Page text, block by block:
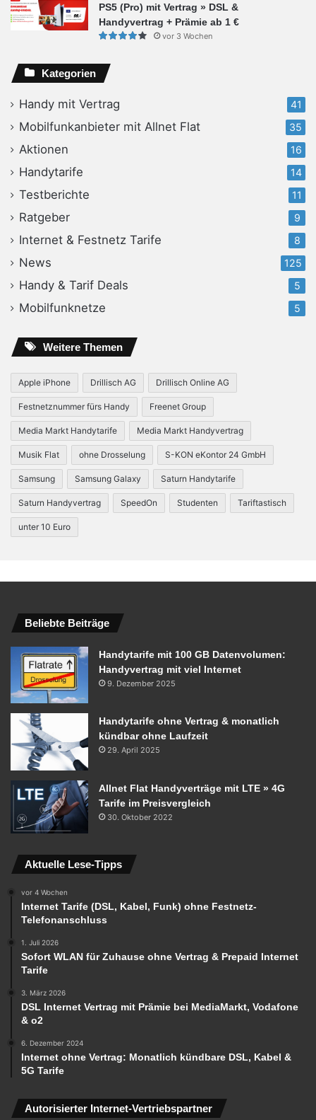
PS5 (Pro) mit Vertrag » DSL &
Handyvertrag + Prämie ab 1 €
vor 3 Wochen
Kategorien
Handy mit Vertrag 41
Mobilfunkanbieter mit Allnet Flat 35
Aktionen 16
Handytarife 14
Testberichte 11
Ratgeber 9
Internet & Festnetz Tarife 8
News 125
Handy & Tarif Deals 5
Mobilfunknetze 5
Weitere Themen
Apple iPhone Drillisch AG Drillisch Online AG
Festnetznummer fürs Handy Freenet Group
Media Markt Handytarife Media Markt Handyvertrag
Musik Flat ohne Drosselung S-KON eKontor 24 GmbH
Samsung Samsung Galaxy Saturn Handytarife
Saturn Handyvertrag SpeedOn Studenten Tariftastisch
unter 10 Euro
Beliebte Beiträge
Handytarife mit 100 GB Datenvolumen:
Handyvertrag mit viel Internet
9. Dezember 2025
Handytarife ohne Vertrag & monatlich
kündbar ohne Laufzeit
29. April 2025
Allnet Flat Handyverträge mit LTE » 4G
Tarife im Preisvergleich
30. Oktober 2022
Aktuelle Lese-Tipps
vor 4 Wochen
Internet Tarife (DSL, Kabel, Funk) ohne Festnetz-
Telefonanschluss
1. Juli 2026
Sofort WLAN für Zuhause ohne Vertrag & Prepaid Internet
Tarife
3. März 2026
DSL Internet Vertrag mit Prämie bei MediaMarkt, Vodafone
& o2
6. Dezember 2024
Internet ohne Vertrag: Monatlich kündbare DSL, Kabel &
5G Tarife
Autorisierter Internet-Vertriebspartner